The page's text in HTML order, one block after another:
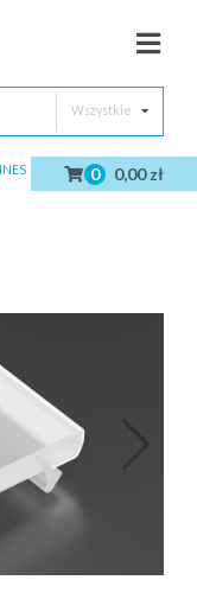
Wszystkie
0 0,00 zł
Klosze /